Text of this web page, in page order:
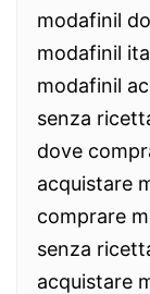
modafinil
modafinil
modafinil
senza
dove
acquistare
comprare
senza
acquistare